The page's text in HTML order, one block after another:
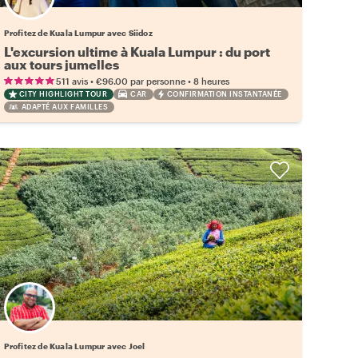
Profitez de Kuala Lumpur avec Siidoz
L'excursion ultime à Kuala Lumpur : du port
aux tours jumelles
511 avis• €96.00 par personne• 8 heures
CITY HIGHLIGHT TOUR CAR
CONFIRMATION INSTANTANÉE
ADAPTÉ AUX FAMILLES
Profitez de Kuala Lumpur avec Joel